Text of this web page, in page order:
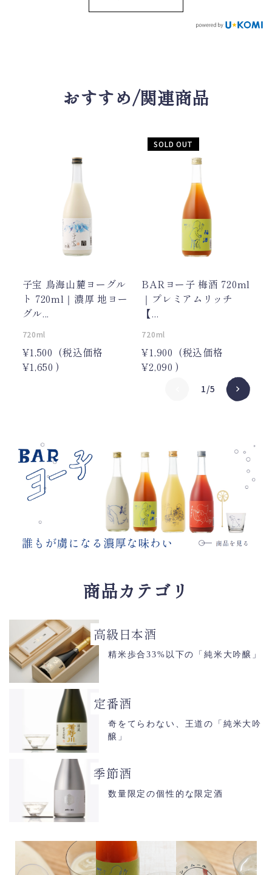
です😊 ごちそうおつまみ
ぶりの塩焼きたまりませ
おすすめ/関連商品
子宝 鳥海山麓ヨーグル
ト 720ml｜濃厚 地ヨー
グル...
720ml
¥1,500 (税込価格
¥1,650 )
SOLD OUT
BARヨー子 梅酒 720ml
｜プレミアムリッチ
【...
720ml
¥1,900 (税込価格
¥2,090 )
1/5
商品カテゴリ
高級日本酒
精米歩合33%以下の「純米大吟醸」
定番酒
奇をてらわない、王道の「純米大吟
醸」
季節酒
数量限定の個性的な限定酒